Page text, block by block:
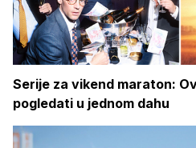
Serije za vikend maraton:
pogledati u jednom dahu